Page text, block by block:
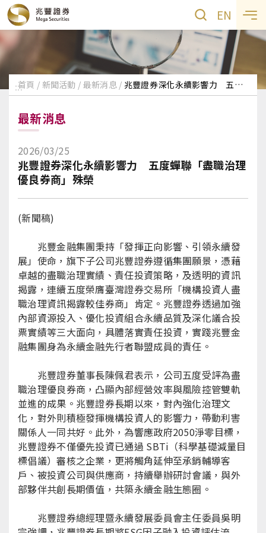
EN
:::首頁 新聞活動 最新消息 兆豐證券深化永續影響力 五度蟬聯「盡職治理優良券商」殊榮
最新消息
2026/03/25
兆豐證券深化永續影響力 五度蟬聯「盡職治理
優良券商」殊榮
(新聞稿)
兆豐金融集團秉持「發揮正向影響、引領永續發
展」使命，旗下子公司兆豐證券遵循集團願景，憑藉
卓越的盡職治理實績、責任投資策略，及透明的資訊
揭露，連續五度榮膺臺灣證券交易所「機構投資人盡
職治理資訊揭露較佳券商」肯定。兆豐證券透過加強
內部資源投入、優化投資組合永續品質及深化議合投
票實績等三大面向，具體落實責任投資，實踐兆豐金
融集團身為永續金融先行者聯盟成員的責任。
兆豐證券董事長陳佩君表示，公司五度受評為盡
職治理優良券商，凸顯內部經營效率與風險控管雙軌
並進的成果。兆豐證券長期以來，對內強化治理文
化，對外則積極發揮機構投資人的影響力，帶動利害
關係人一同共好。此外，為響應政府2050淨零目標，
兆豐證券不僅優先投資已通過 SBTi（科學基礎減量目
標倡議）審核之企業，更將觸角延伸至承銷輔導客
戶、被投資公司與供應商，持續舉辦研討會議，與外
部夥伴共創長期價值，共築永續金融生態圈。
兆豐證券總經理暨永續發展委員會主任委員吳明